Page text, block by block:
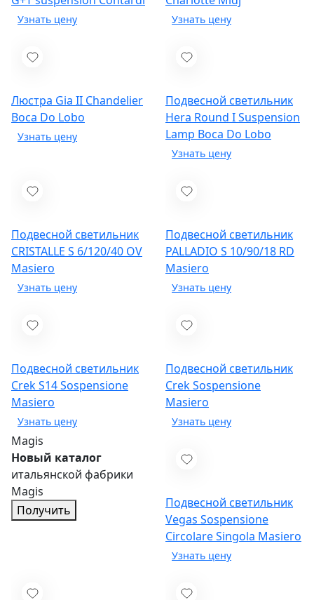
Люстра Gia II Chandelier
Boca Do Lobo
Подвесной светильник
Hera Round I Suspension
Lamp Boca Do Lobo
Подвесной светильник
CRISTALLE S 6/120/40 OV
Masiero
Подвесной светильник
PALLADIO S 10/90/18 RD
Masiero
Подвесной светильник
Crek S14 Sospensione
Masiero
Подвесной светильник
Crek Sospensione
Masiero
Magis
Новый каталог
итальянской фабрики
Magis
Получить
Подвесной светильник
Vegas Sospensione
Circolare Singola Masiero